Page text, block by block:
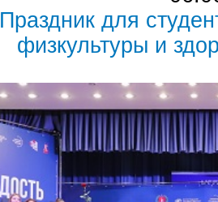
Праздник для
физкультуры и